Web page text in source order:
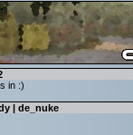
in :)
| de_nuke